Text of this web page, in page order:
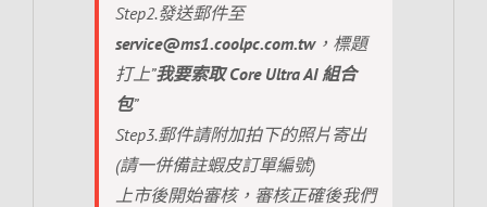
Step2.發送郵件至
service@ms1.coolpc.com.tw，標題
打上”我要索取 Core Ultra AI 組合
包”
Step3.郵件請附加拍下的照片寄出
(請一併備註蝦皮訂單編號)
上市後開始審核，審核正確後我們